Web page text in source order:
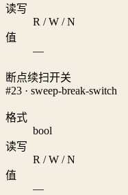
读写
R / W / N
值
—
断点续扫开关
#23 · sweep-break-switch
格式
bool
读写
R / W / N
值
—